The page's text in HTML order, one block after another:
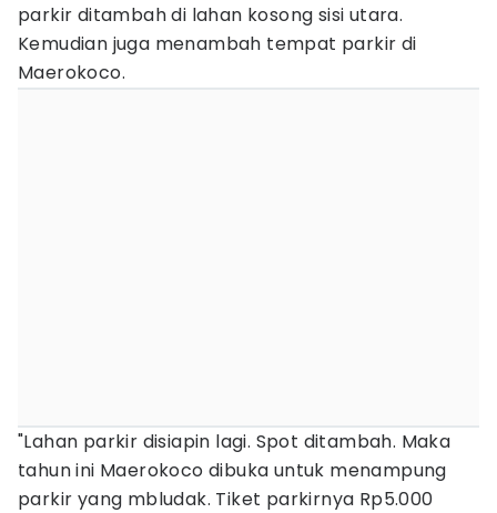
parkir ditambah di lahan kosong sisi utara.
Kemudian juga menambah tempat parkir di
Maerokoco.
"Lahan parkir disiapin lagi. Spot ditambah. Maka
tahun ini Maerokoco dibuka untuk menampung
parkir yang mbludak. Tiket parkirnya Rp5.000